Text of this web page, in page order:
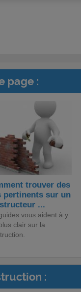
page :
trouver des
pertinents sur un
...
vous aident à y
clair sur la
: